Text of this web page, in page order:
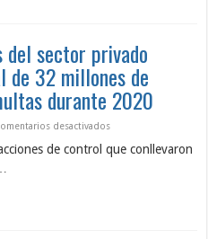
del sector privado
de 32 millones de
durante 2020
desactivadosen OCDH: Los
de control que conllevaron